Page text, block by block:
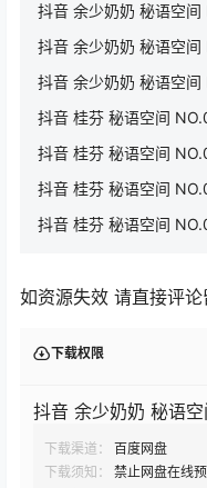
抖音 余少奶奶 秘语空
抖音 余少奶奶 秘语空
抖音 余少奶奶 秘语空
抖音 桂芬 秘语空间
抖音 桂芬 秘语空间
抖音 桂芬 秘语空间
抖音 桂芬 秘语空间
如资源失效 请直接评
下载权限
抖音 余少奶奶 秘语
下载渠道：
百度网盘
下载须知：
禁止网盘在线